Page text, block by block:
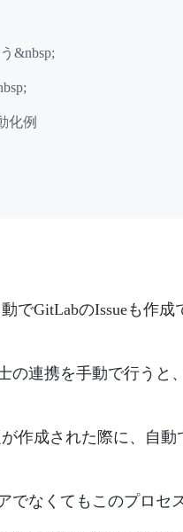
&nbsp;
化例
でGitLabのIssueも作
の連携を手動で行うと
作成された際に、自動
なくてもこのプロセ